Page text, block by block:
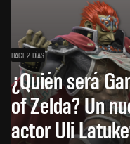
HACE 2 DÍAS
¿Quién será
of Zelda? Un
actor Uli